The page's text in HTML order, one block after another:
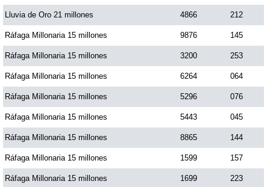
Pick 3 Día
Pick 3 Noche
Pick 4 Día
Pick 4 Noche
Pijao de Oro
Lluvia de Oro 21 millones 4866 212
Ráfaga Millonaria 15 millones 9876 145
Ráfaga Millonaria 15 millones 3200 253
Ráfaga Millonaria 15 millones 6264 064
Ráfaga Millonaria 15 millones 5296 076
Ráfaga Millonaria 15 millones 5443 045
Ráfaga Millonaria 15 millones 8865 144
Ráfaga Millonaria 15 millones 1599 157
Ráfaga Millonaria 15 millones 1699 223